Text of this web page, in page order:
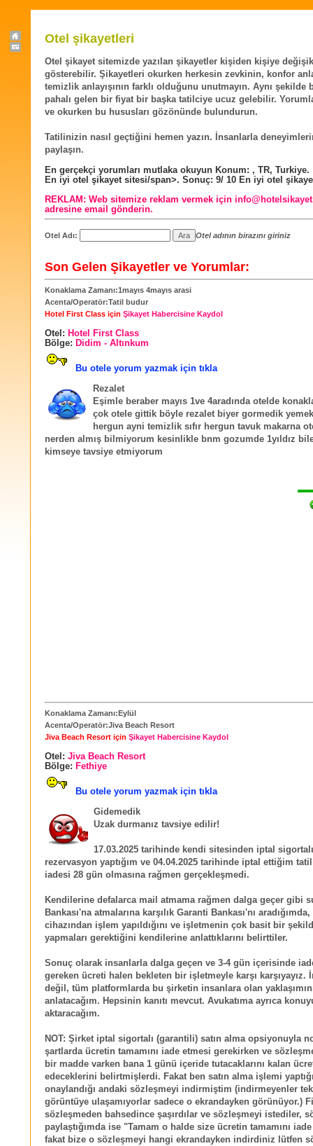
Otel şikayetleri
Otel şikayet sitemizde yazılan şikayetler kişiden kişiye
gösterebilir. Şikayetleri okurken herkesin zevkinin, konfor
temizlik anlayışının farklı olduğunu unutmayın. Aynı şekilde
pahalı gelen bir fiyat bir başka tatilciye ucuz gelebilir.
ve okurken bu hususları gözönünde bulundurun.
Tatilinizin nasıl geçtiğini hemen yazın. İnsanlarla
paylaşın.
En gerçekçi yorumları mutlaka okuyun Konum: , TR, Turkiye.
En iyi otel şikayet sitesi/span>. Sonuç: 9/ 10 En iyi otel
REKLAM: Web sitemize reklam vermek için
adresine email gönderin.
Otel Adı: Otel adının birazını giriniz
Son Gelen Şikayetler ve Yorumlar:
Konaklama Zamanı:1mayıs 4mayıs arasi
Acenta/Operatör:Tatil budur
Hotel First Class için Şikayet Habercisine Kaydol
Otel: Hotel First Class
Bölge: Didim - Altınkum
Bu otele yorum yazmak için tıkla
Rezalet
Eşimle beraber mayıs 1ve 4aradında otelde
çok otele gittik böyle rezalet biyer gormedik
hergun ayni temizlik sıfır hergun tavuk makarna
nerden almış bilmiyorum kesinlikle bnm gozumde 1yıldız
kimseye tavsiye etmiyorum
Konaklama Zamanı:Eylül
Acenta/Operatör:Jiva Beach Resort
Jiva Beach Resort için Şikayet Habercisine Kaydol
Otel: Jiva Beach Resort
Bölge: Fethiye
Bu otele yorum yazmak için tıkla
Gidemedik
Uzak durmanız tavsiye edilir!
17.03.2025 tarihinde kendi sitesinden iptal
rezervasyon yaptığım ve 04.04.2025 tarihinde iptal ettiğim
iadesi 28 gün olmasına rağmen gerçekleşmedi.
Kendilerine defalarca mail atmama rağmen dalga geçer gibi
Bankası'na atmalarına karşılık Garanti Bankası'nı
cihazından işlem yapıldığını ve işletmenin çok basit bir
yapmaları gerektiğini kendilerine anlattıklarını belirttiler.
Sonuç olarak insanlarla dalga geçen ve 3-4 gün içerisinde
gereken ücreti halen bekleten bir işletmeyle karşı karşıyayız.
değil, tüm platformlarda bu şirketin insanlara olan
anlatacağım. Hepsinin kanıtı mevcut. Avukatıma ayrıca
aktaracağım.
NOT: Şirket iptal sigortalı (garantili) satın alma opsiyonuyla
şartlarda ücretin tamamını iade etmesi gerekirken ve
bir madde varken bana 1 günü içeride tutacaklarını kalan
edeceklerini belirtmişlerdi. Fakat ben satın alma işlemi
onaylandığı andaki sözleşmeyi indirmiştim (indirmeyenler
görüntüye ulaşamıyorlar sadece o ekrandayken görünüyor.)
sözleşmeden bahsedince şaşırdılar ve sözleşmeyi istediler,
paylaştığımda ise "Tamam o halde size ücretin tamamını
fakat bize o sözleşmeyi hangi ekrandayken indirdiniz lütfen